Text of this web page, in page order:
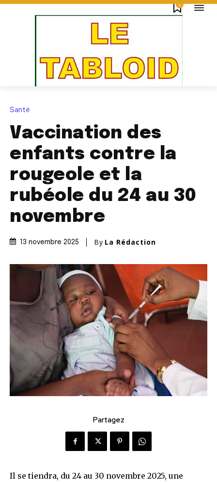
0
Santé
Vaccination des
enfants contre la
rougeole et la
rubéole du 24 au 30
novembre
13 novembre 2025 By La Rédaction
Partagez
Il se tiendra, du 24 au 30 novembre 2025, une